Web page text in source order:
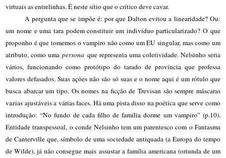
virtuais as entrelinhas. É neste sítio que o crítico deve cavar.
A pergunta que se impõe é: por que Dalton evitou a linearidade? Ou:
um nome e uma tara podem constituir um indivíduo particularizado? O que
proponho é que tomemos o vampiro não como um EU singular, mas como um
atributo, como uma persona que representa uma coletividade. Nelsinho seria
vários, funcionando como protótipo do tarado de província que professa
valores defasados. Suas ações não são só suas e o nome aqui é um rótulo que
busca abarcar um tipo. Os nomes na ficção de Trevisan são sempre máscaras
vazias ajustáveis a várias faces. Há uma pista disso na poética que serve como
introdução: “No fundo de cada filho de família dorme um vampiro” (p.10).
Entidade transpessoal, o conde Nelsinho tem um parentesco com o Fantasma
de Canterville que, símbolo de uma sociedade antiquada (a Europa do tempo
de Wilde), já não consegue mais assustar a família americana (oriunda de um